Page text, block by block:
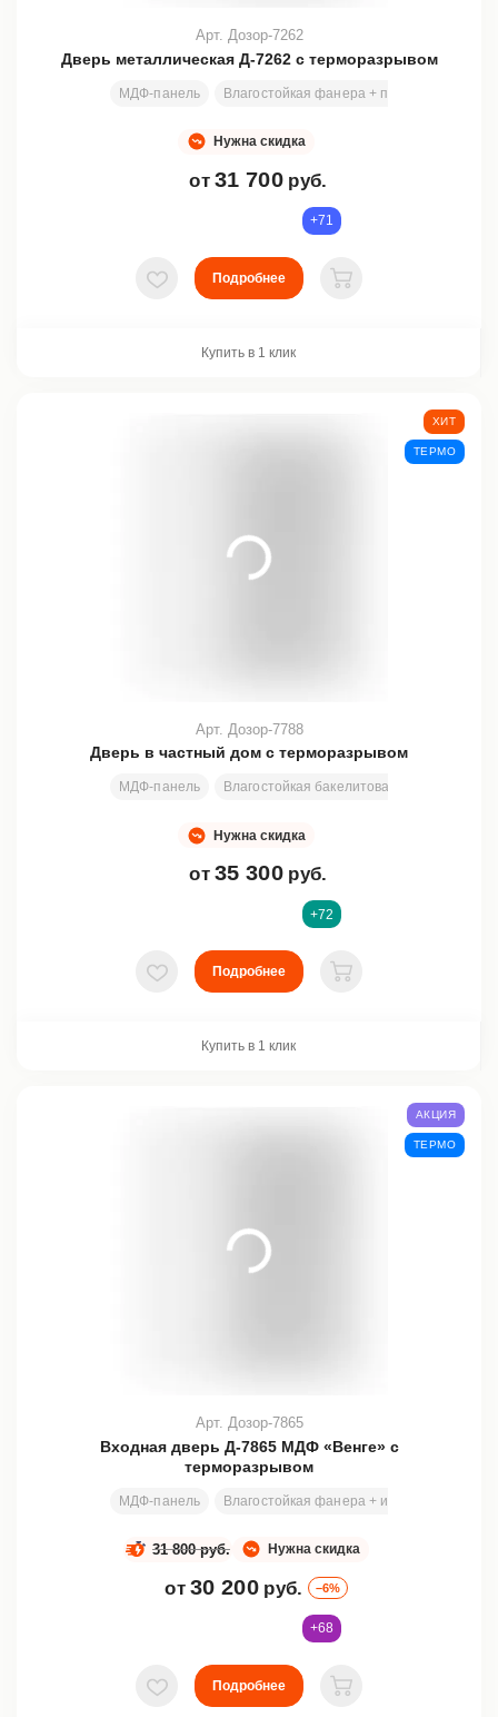
Дверь металлическая Д-7262 с терморазрывом
МДФ-панель Влагостойкая фанера + полиэтилен НР
Арт. Дозор-7262
Нужна скидка
от 31 700 руб.
+71
В избранное
Подробнее
В корзину
Купить в 1 клик
Дверь в частный дом с терморазрывом
МДФ-панель Влагостойкая бакелитовая фанера +
Арт. Дозор-7788
Нужна скидка
от 35 300 руб.
ХИТ
ТЕРМО
+72
В избранное
Подробнее
В корзину
Купить в 1 клик
Входная дверь Д-7865 МДФ «Венге» с
терморазрывом
МДФ-панель Влагостойкая фанера + изолон (ППЭ НР)
Арт. Дозор-7865
Нужна скидка
31 800 руб.
от 30 200 руб. –6%
АКЦИЯ
ТЕРМО
+68
В избранное
Подробнее
В корзину